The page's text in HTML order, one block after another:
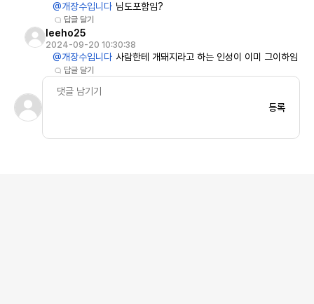
@개장수입니다 님도포함임?
답글 달기
leeho25
2024-09-20 10:30:38
@개장수입니다 사람한테 개돼지라고 하는 인성이 이미 그이하임
답글 달기
등록